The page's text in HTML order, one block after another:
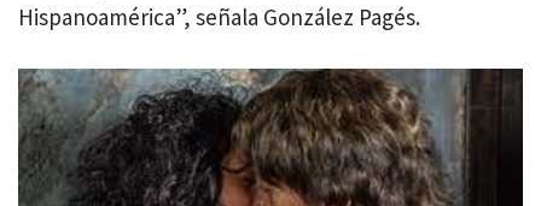
Hispanoamérica”, señala González Pagés.